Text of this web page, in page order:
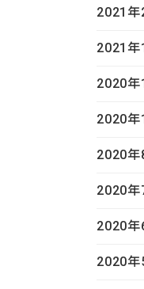
2021年
2021年
2020年
2020年
2020年
2020年
2020年
2020年